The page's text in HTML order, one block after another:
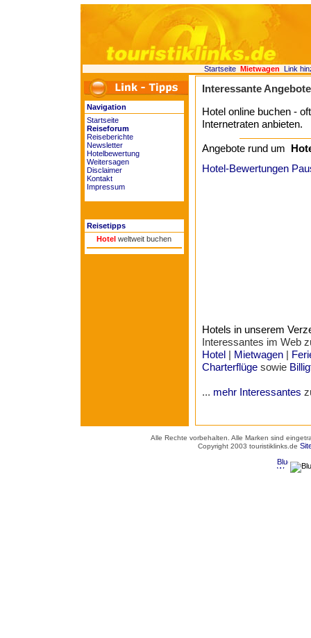
Startseite Mietwagen Link
Navigation
Startseite
Reiseforum
Reiseberichte
Newsletter
Hotelbewertung
Weitersagen
Disclaimer
Kontakt
Impressum
Reisetipps
Hotel weltweit buchen
Interessante
Hotel online buchen -
Internetraten anbieten.
Angebote rund um
Hotel-Bewertungen
Hotels in unserem
Interessantes im Web
Hotel| Mietwagen|
Charterflügesowie
... mehr Interessantes
Alle Rechte vorbehalten. Alle Marken sind
Copyright 2003 touristiklinks.de